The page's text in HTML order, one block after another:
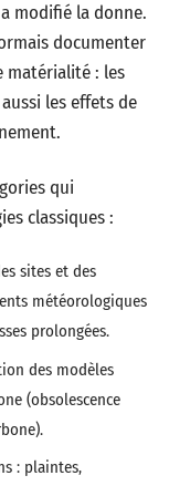
modifié la donne.
documenter
matérialité : les
les effets de
qui
classiques :
sites et des
météorologiques
prolongées.
des modèles
(obsolescence
: plaintes,